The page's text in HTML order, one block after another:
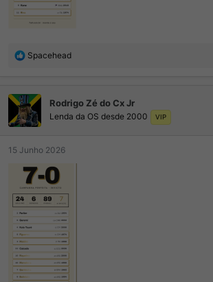
R
ç
õ
e
s
Spacehead
Rodrigo Zé do Cx Jr
Lenda da OS desde 2000 VIP
15 Junho 2026